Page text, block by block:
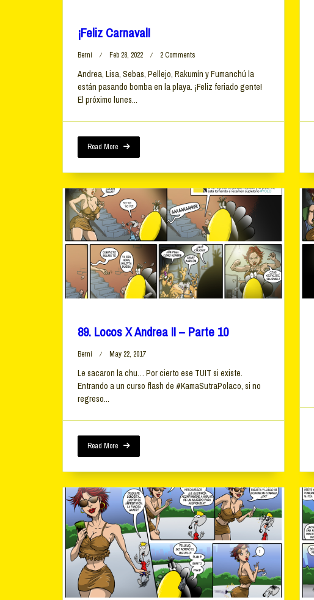
¡Feliz Carnaval!
Berni Feb 28, 2022 2 Comments
Carnaval!
Andrea, Lisa, Sebas, Pellejo, Rakumín y Fumanchú la
están pasando bomba en la playa. ¡Feliz feriado gente!
El próximo lunes...
Read More
89. Locos X Andrea II – Parte 10
Berni May 22, 2017
Le sacaron la chu… Por cierto ese TUIT si existe.
Entrando a un curso flash de #KamaSutraPolaco, si no
regreso...
Read More